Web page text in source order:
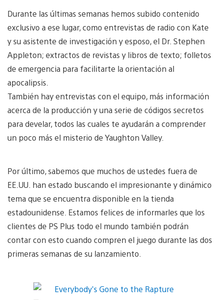
Durante las últimas semanas hemos subido contenido
exclusivo a ese lugar, como entrevistas de radio con Kate
y su asistente de investigación y esposo, el Dr. Stephen
Appleton; extractos de revistas y libros de texto; folletos
de emergencia para facilitarte la orientación al
apocalipsis.
También hay entrevistas con el equipo, más información
acerca de la producción y una serie de códigos secretos
para develar, todos las cuales te ayudarán a comprender
un poco más el misterio de Yaughton Valley.
Por último, sabemos que muchos de ustedes fuera de
EE.UU. han estado buscando el impresionante y dinámico
tema que se encuentra disponible en la tienda
estadounidense. Estamos felices de informarles que los
clientes de PS Plus todo el mundo también podrán
contar con esto cuando compren el juego durante las dos
primeras semanas de su lanzamiento.